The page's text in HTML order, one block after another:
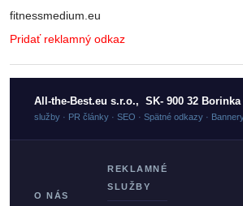
fitnessmedium.eu
Pridať reklamný odkaz
All-the-Best.eu s.r.o., SK- 900 32 Borinka
služby · PR články · SEO · Spätné odkazy ·
O NÁS
REKLAMNÉ
SLUŽBY